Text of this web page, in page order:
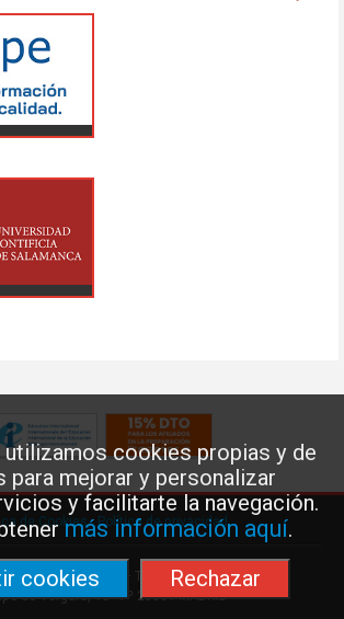
utilizamos cookies propias y de
para mejorar y personalizar
y facilitarte la navegación.
más información aquí.
cookies
Rechazar
de Cookies·Política de privacidad
Enseñanza de USO · Teléfono: 91 577 41 13 ·
de Vergara, 13 · 7º 28001 MADRID